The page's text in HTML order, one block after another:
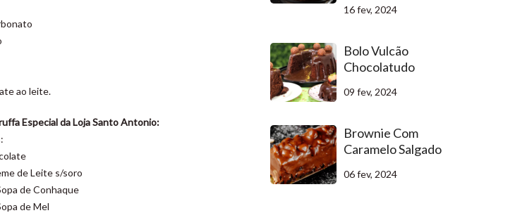
ao leite.
Especial da Loja Santo Antonio:
de Leite s/soro
de Conhaque
de Mel
16 fev, 2024
Bolo Vulcão
Chocolatudo
09 fev, 2024
Brownie Com
Caramelo Salgado
06 fev, 2024